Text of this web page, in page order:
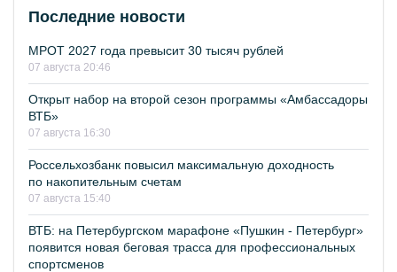
Последние новости
МРОТ 2027 года превысит 30 тысяч рублей
07 августа 20:46
Открыт набор на второй сезон программы «Амбассадоры
ВТБ»
07 августа 16:30
Россельхозбанк повысил максимальную доходность
по накопительным счетам
07 августа 15:40
ВТБ: на Петербургском марафоне «Пушкин - Петербург»
появится новая беговая трасса для профессиональных
спортсменов